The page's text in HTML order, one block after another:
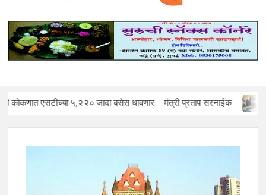
५,२२० जादा बसेस धावणार – मंत्री प्रताप सरनाईक Mohan